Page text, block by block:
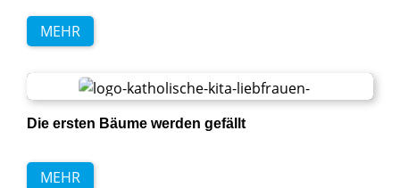
MEHR
Die ersten Bäume werden gefällt
MEHR